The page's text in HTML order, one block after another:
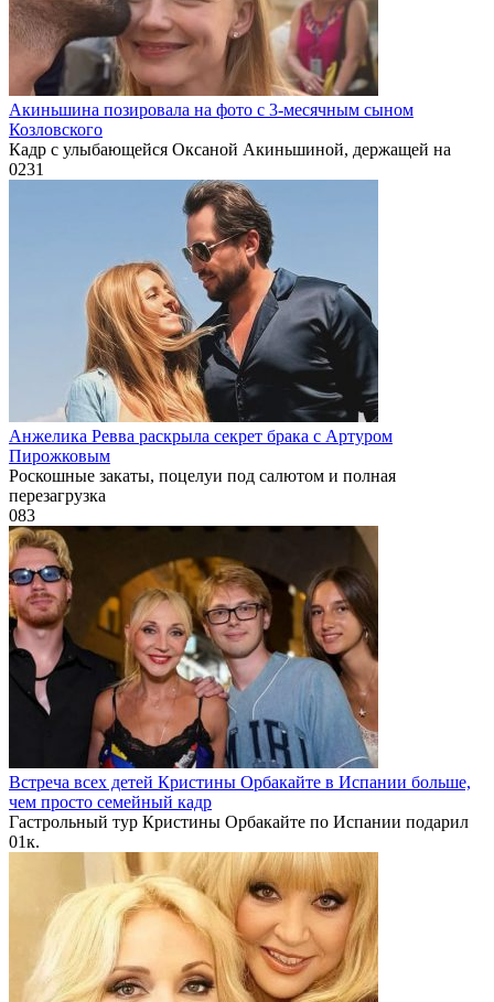
Акиньшина позировала на фото с 3-месячным сыном
Козловского
Кадр с улыбающейся Оксаной Акиньшиной, держащей на
0231
Анжелика Ревва раскрыла секрет брака с Артуром
Пирожковым
Роскошные закаты, поцелуи под салютом и полная
перезагрузка
083
Встреча всех детей Кристины Орбакайте в Испании больше,
чем просто семейный кадр
Гастрольный тур Кристины Орбакайте по Испании подарил
01к.